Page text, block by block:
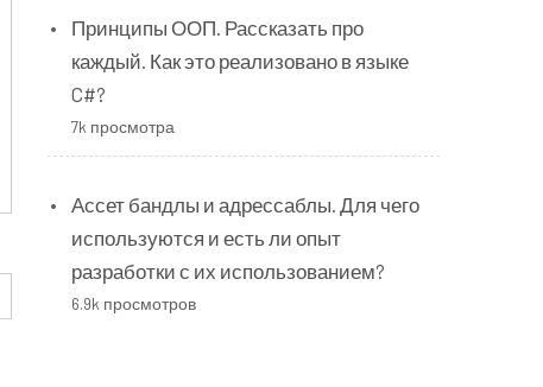
Принципы ООП. Рассказать про
каждый. Как это реализовано в языке
C#?
7k просмотра
Ассет бандлы и адрессаблы. Для чего
используются и есть ли опыт
разработки с их использованием?
6.9k просмотров